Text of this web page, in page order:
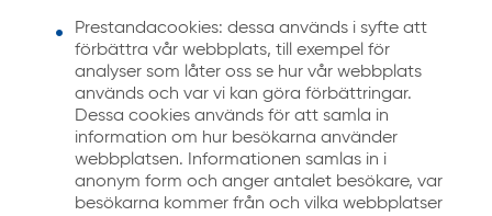
Prestandacookies: dessa används i syfte att
förbättra vår webbplats, till exempel för
analyser som låter oss se hur vår webbplats
används och var vi kan göra förbättringar.
Dessa cookies används för att samla in
information om hur besökarna använder
webbplatsen. Informationen samlas in i
anonym form och anger antalet besökare, var
besökarna kommer från och vilka webbplatser